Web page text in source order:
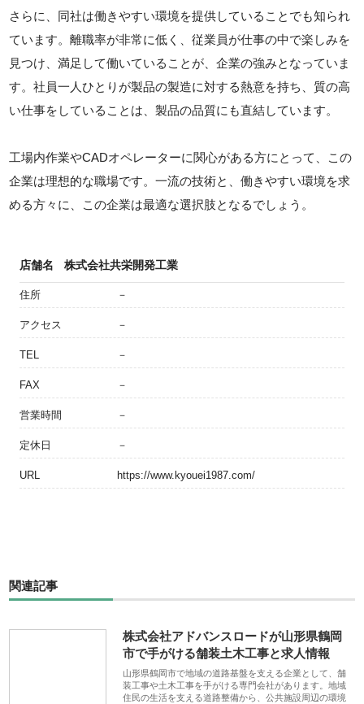
さらに、同社は働きやすい環境を提供していることでも知られ
ています。離職率が非常に低く、従業員が仕事の中で楽しみを
見つけ、満足して働いていることが、企業の強みとなっていま
す。社員一人ひとりが製品の製造に対する熱意を持ち、質の高
い仕事をしていることは、製品の品質にも直結しています。
工場内作業やCADオペレーターに関心がある方にとって、この
企業は理想的な職場です。一流の技術と、働きやすい環境を求
める方々に、この企業は最適な選択肢となるでしょう。
店舗名 株式会社共栄開発工業
住所 －
アクセス －
TEL －
FAX －
営業時間 －
定休日 －
URL https://www.kyouei1987.com/
関連記事
株式会社アドバンスロードが山形県鶴岡
市で手がける舗装土木工事と求人情報
山形県鶴岡市で地域の道路基盤を支える企業として、舗
装工事や土木工事を手がける専門会社があります。地域
住民の生活を支える道路整備から、公共施設周辺の環境